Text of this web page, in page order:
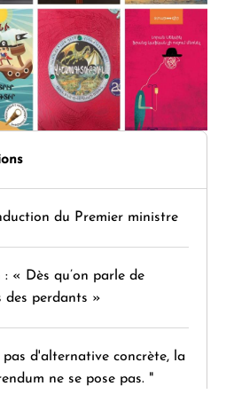
du Premier ministre
: « Dès qu’on parle de
des perdants »
d'alternative concrète, la
ne se pose pas. "